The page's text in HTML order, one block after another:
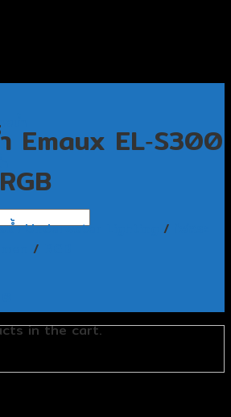
น้ำ
in the cart.
Emaux EL‐S300
ยน้ำ Underwater Lighting /
/